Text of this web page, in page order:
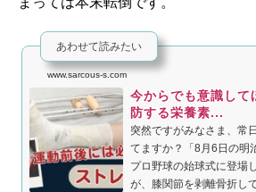
あわせて読みたい
www.sarcous-s.com
今からでも意識して
防する栄養素...
突然ですがみなさま、常
てますか？「8月6日の明
プロ野球の始球式に登場
が、膝関節を剥離骨折し